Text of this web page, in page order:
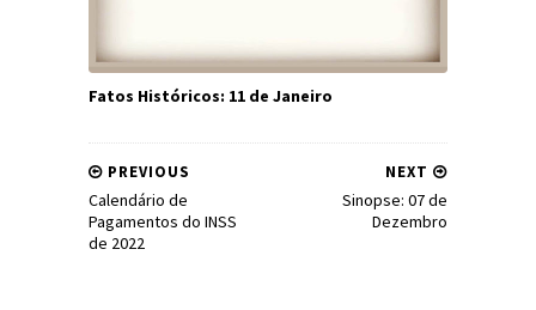
Fatos Históricos: 11 de Janeiro
NEXT
Sinopse: 07 de
Dezembro
PREVIOUS
Calendário de
Pagamentos do INSS
de 2022